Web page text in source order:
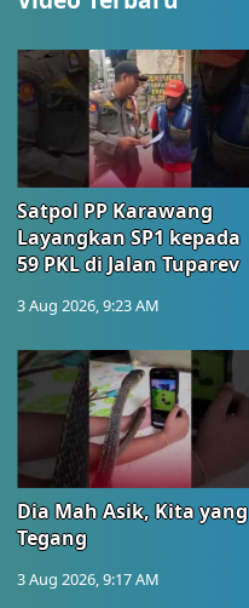
Satpol PP Karawang
Layangkan SP1 kepada
59 PKL di Jalan Tuparev
3 Aug 2026, 9:23 AM
Dia Mah Asik, Kita yang
Tegang
3 Aug 2026, 9:17 AM